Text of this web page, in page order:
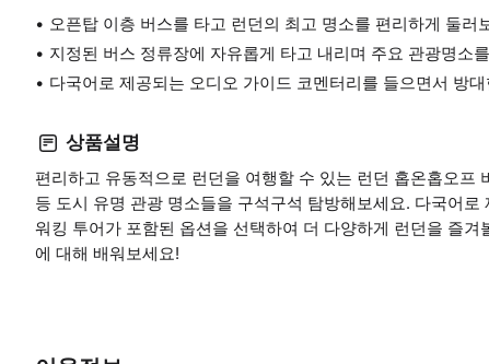
오픈탑 이층 버스를 타고 런던의 최고 명소를 편리하게 둘러
지정된 버스 정류장에 자유롭게 타고 내리며 주요 관광명소
다국어로 제공되는 오디오 가이드 코멘터리를 들으면서 방
상품설명
편리하고 유동적으로 런던을 여행할 수 있는 런던 홉온홉오프
등 도시 유명 관광 명소들을 구석구석 탐방해보세요. 다국어
워킹 투어가 포함된 옵션을 선택하여 더 다양하게 런던을 즐
에 대해 배워보세요!